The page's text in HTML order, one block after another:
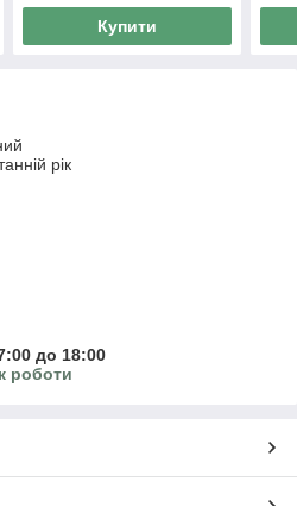
Купити
рік
до 18:00
роботи